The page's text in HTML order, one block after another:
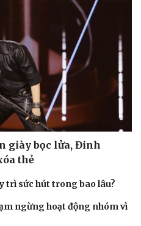
giày bọc lửa, Đinh
thẻ
trì sức hút trong bao lâu?
ngừng hoạt động nhóm vì